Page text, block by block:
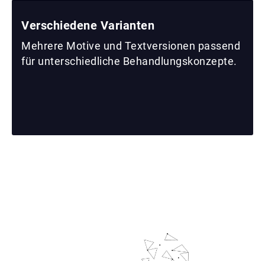
Verschiedene Varianten
Mehrere Motive und Textversionen passend
für unterschiedliche Behandlungskonzepte.